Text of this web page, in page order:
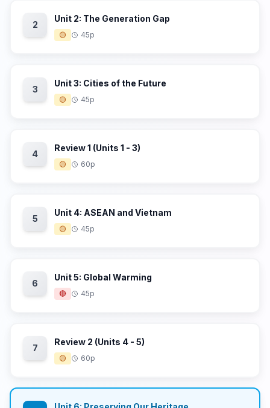
2
Unit 2: The Generation Gap
🟡 45p
3
Unit 3: Cities of the Future
🟡 45p
4
Review 1 (Units 1 - 3)
🟡 60p
5
Unit 4: ASEAN and Vietnam
🟡 45p
6
Unit 5: Global Warming
🔴 45p
7
Review 2 (Units 4 - 5)
🟡 60p